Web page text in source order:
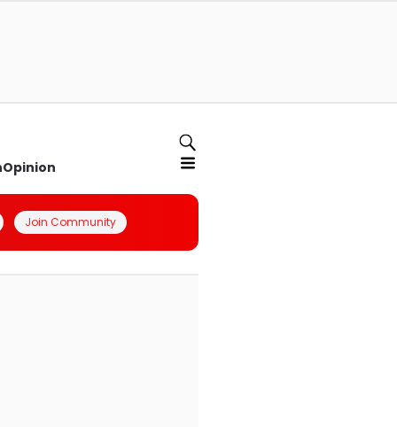
Opinion
Join Community